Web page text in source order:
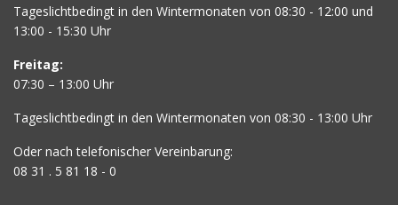
Tageslichtbedingt in den Wintermonaten von 08:30 - 12:00 und
13:00 - 15:30 Uhr
Freitag:
07:30 – 13:00 Uhr
Tageslichtbedingt in den Wintermonaten von 08:30 - 13:00 Uhr
Oder nach telefonischer Vereinbarung:
08 31 . 5 81 18 - 0